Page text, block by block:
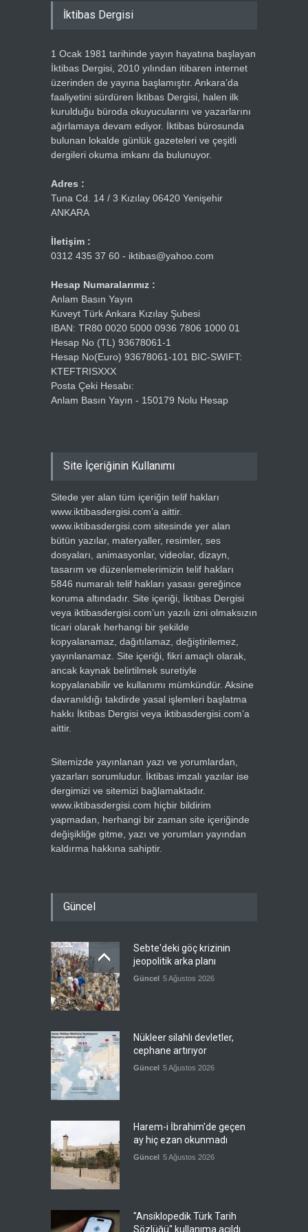
İktibas Dergisi
1 Ocak 1981 tarihinde yayın hayatına başlayan
İktibas Dergisi, 2010 yılından itibaren internet
üzerinden de yayına başlamıştır. Ankara’da
faaliyetini sürdüren İktibas Dergisi, halen ilk
kurulduğu büroda okuyucularını ve yazarlarını
ağırlamaya devam ediyor. İktibas bürosunda
bulunan lokalde günlük gazeteleri ve çeşitli
dergileri okuma imkanı da bulunuyor.
Adres :
Tuna Cd. 14 / 3 Kızılay 06420 Yenişehir
ANKARA
İletişim :
0312 435 37 60 - iktibas@yahoo.com
Hesap Numaralarımız :
Anlam Basın Yayın
Kuveyt Türk Ankara Kızılay Şubesi
IBAN: TR80 0020 5000 0936 7806 1000 01
Hesap No (TL) 93678061-1
Hesap No(Euro) 93678061-101 BIC-SWIFT:
KTEFTRISXXX
Posta Çeki Hesabı:
Anlam Basın Yayın - 150179 Nolu Hesap
Site İçeriğinin Kullanımı
Sitede yer alan tüm içeriğin telif hakları
www.iktibasdergisi.com’a aittir.
www.iktibasdergisi.com sitesinde yer alan
bütün yazılar, materyaller, resimler, ses
dosyaları, animasyonlar, videolar, dizayn,
tasarım ve düzenlemelerimizin telif hakları
5846 numaralı telif hakları yasası gereğince
koruma altındadır. Site içeriği, İktibas Dergisi
veya iktibasdergisi.com’un yazılı izni olmaksızın
ticari olarak herhangi bir şekilde
kopyalanamaz, dağıtılamaz, değiştirilemez,
yayınlanamaz. Site içeriği, fikri amaçlı olarak,
ancak kaynak belirtilmek suretiyle
kopyalanabilir ve kullanımı mümkündür. Aksine
davranıldığı takdirde yasal işlemleri başlatma
hakkı İktibas Dergisi veya iktibasdergisi.com’a
aittir.
Sitemizde yayınlanan yazı ve yorumlardan,
yazarları sorumludur. İktibas imzalı yazılar ise
dergimizi ve sitemizi bağlamaktadır.
www.iktibasdergisi.com hiçbir bildirim
yapmadan, herhangi bir zaman site içeriğinde
değişikliğe gitme, yazı ve yorumları yayından
kaldırma hakkına sahiptir.
Güncel
Sebte'deki göç krizinin
jeopolitik arka planı
Güncel 5 Ağustos 2026
Nükleer silahlı devletler,
cephane artırıyor
Güncel 5 Ağustos 2026
Harem-i İbrahim'de geçen
ay hiç ezan okunmadı
Güncel 5 Ağustos 2026
"Ansiklopedik Türk Tarih
Sözlüğü" kullanıma açıldı